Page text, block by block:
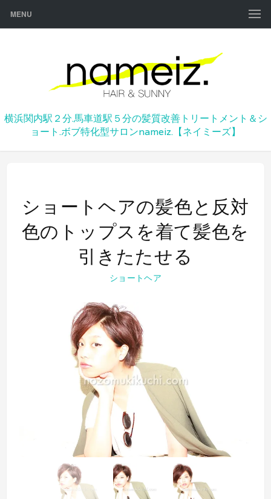
MENU
横浜関内駅２分.馬車道駅５分の髪質改善トリートメント＆シ
ョート.ボブ特化型サロンnameiz.【ネイミーズ】
ショートヘアの髪色と反対
色のトップスを着て髪色を
引きたたせる
ショートヘア